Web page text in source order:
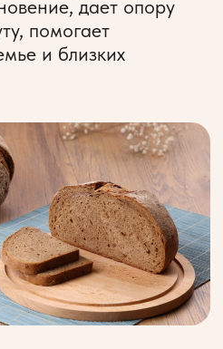
дней
для
согласно
пакет
вместе